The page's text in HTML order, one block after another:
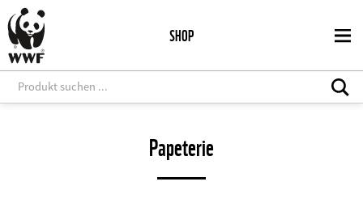
Direkt
zum
Inhalt
SHOP
Papeterie